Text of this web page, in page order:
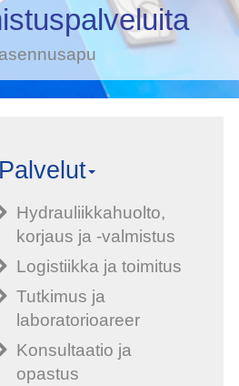
Palvelut
Hydrauliikkahuolto,
korjaus ja -valmistus
Logistiikka ja toimitus
Tutkimus ja
laboratorioareer
Konsultaatio ja
opastus